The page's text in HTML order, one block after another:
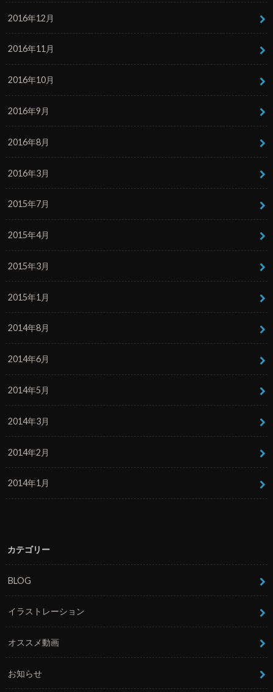
2016年12月
2016年11月
2016年10月
2016年9月
2016年8月
2016年3月
2015年7月
2015年4月
2015年3月
2015年1月
2014年8月
2014年6月
2014年5月
2014年3月
2014年2月
2014年1月
カテゴリー
BLOG
イラストレーション
オススメ動画
お知らせ